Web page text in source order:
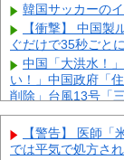
韓国サッカーの
【衝撃】 中国
ぐだけで35秒ごと
中国「大洪水！
い！」中国政府「
削除」台風13号「
【動画】 AKB48
外国人「日本は
ッカーに海外騒然
【警告】 医師「
では平気で処方され